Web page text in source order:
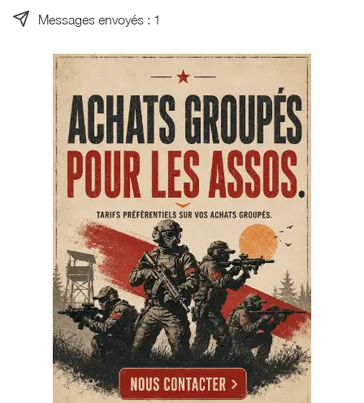
Messages envoyés : 1